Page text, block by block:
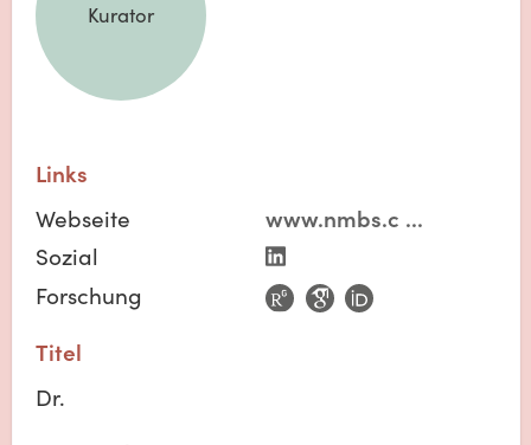
Kurator
Links
Webseite
www.nmbs.c ...
Sozial
Forschung
Titel
Dr.